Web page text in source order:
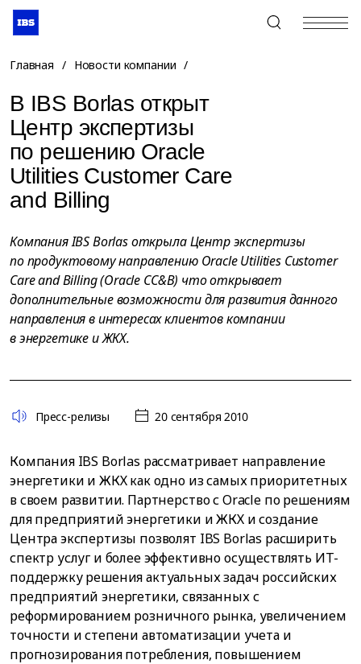
+7 (495) 967-80-80
Главная / Новости компании /
В IBS Borlas открыт
Центр экспертизы
по решению Oracle
Utilities Customer Care
and Billing
Компания IBS Borlas открыла Центр экспертизы
по продуктовому направлению Oracle Utilities Customer
Care and Billing (Oracle CC&B) что открывает
дополнительные возможности для развития данного
направления в интересах клиентов компании
в энергетике и ЖКХ.
Пресс-релизы 20 сентября 2010
Компания IBS Borlas рассматривает направление
энергетики и ЖКХ как одно из самых приоритетных
в своем развитии. Партнерство с Oracle по решениям
для предприятий энергетики и ЖКХ и создание
Центра экспертизы позволят IBS Borlas расширить
спектр услуг и более эффективно осуществлять ИТ-
поддержку решения актуальных задач российских
предприятий энергетики, связанных с
реформированием розничного рынка, увеличением
точности и степени автоматизации учета и
прогнозирования потребления, повышением